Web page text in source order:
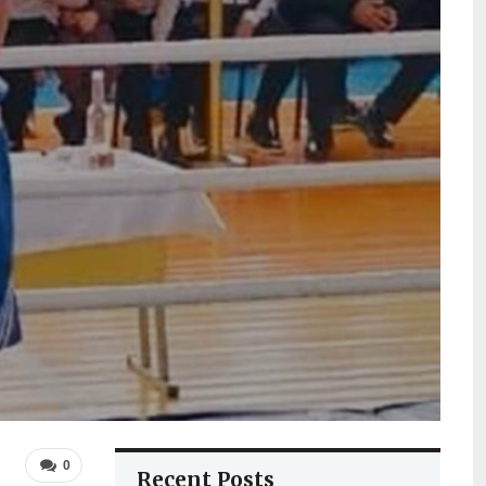
0
Recent Posts